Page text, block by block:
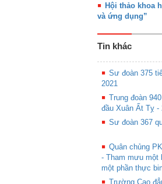
Hội thảo khoa
và ứng dụng”
Tin khác
Sư đoàn 375
2021
Trung đoàn
đầu Xuân Ất Tỵ -
Sư đoàn 367
Quân chủng
- Tham mưu một
một phần thực
Trường Cao